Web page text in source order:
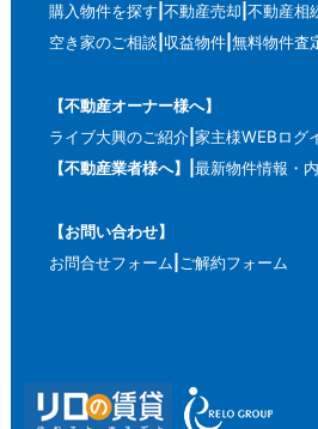
購入物件を探す 不動産売却 不動産相
空き家のご相談 収益物件 無料物件査
【不動産オーナー様へ】
ライブ大興のご紹介 家主様WEBログ
【不動産業者様へ】
最新物件情報・
【お問い合わせ】
お問合せフォーム ご解約フォーム